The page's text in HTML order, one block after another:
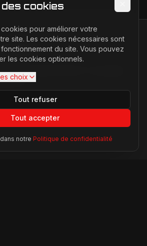
sur l'univers Ferrari. F1, nouveaux
des cookies
pour améliorer votre
site. Les cookies nécessaires sont
du site. Vous pouvez
les cookies optionnels.
choix
Tout refuser
Tout accepter
notre Politique de confidentialité